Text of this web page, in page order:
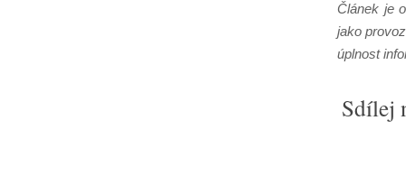
Článek je
jako
úplnost
Sdílej